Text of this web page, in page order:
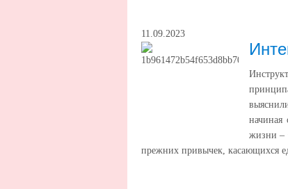
11.09.2023
начиная
жизни –
прежних привычек, касающихся